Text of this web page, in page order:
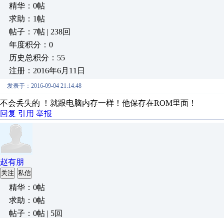
精华：0帖
求助：1帖
帖子：7帖 | 238回
年度积分：0
历史总积分：55
注册：2016年6月11日
发表于：2016-09-04 21:14:48
不会丢失的 ！就跟电脑内存一样！他保存在ROM里面！
回复 引用 举报
赵有朋
关注 私信
精华：0帖
求助：0帖
帖子：0帖 | 5回